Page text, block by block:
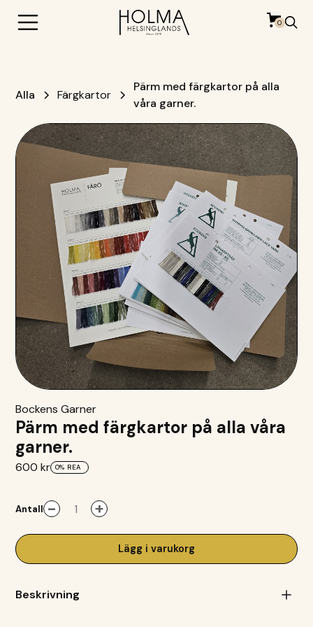
0
Alla Färgkartor
Pärm med färgkartor på alla
våra garner.
Bockens Garner
Pärm med färgkartor på alla våra
garner.
600 kr 0% REA
Antall - +
Lägg i varukorg
Beskrivning